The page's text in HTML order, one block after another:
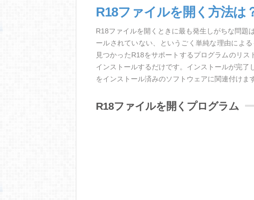
R18ファイルを開く方法は
R18ファイルを開くときに最も発生しがちな問題
ールされていない、というごく単純な理由によ
見つかったR18をサポートするプログラムのリ
インストールするだけです。インストールが完
をインストール済みのソフトウェアに関連付けます
R18ファイルを開くプログラム